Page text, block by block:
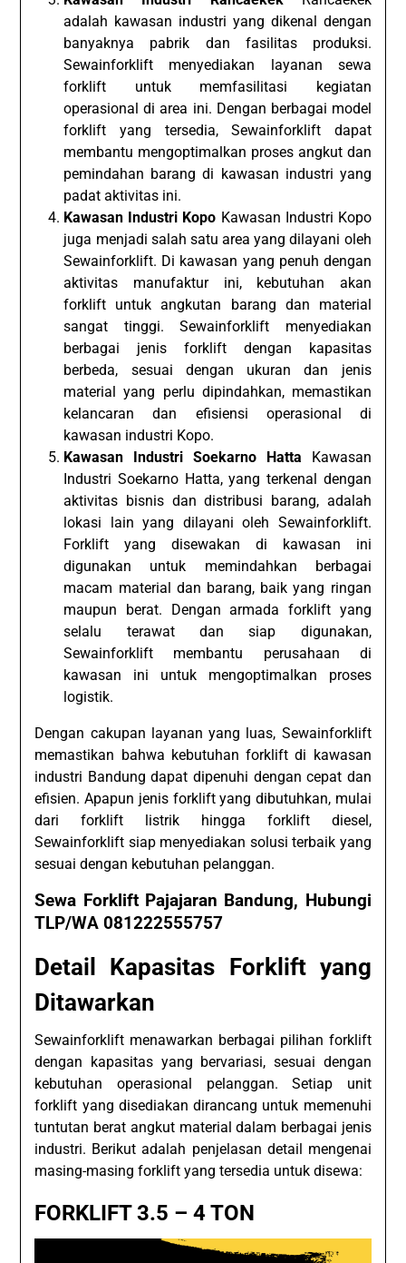
adalah kawasan industri yang dikenal dengan
banyaknya pabrik dan fasilitas produksi.
Sewainforklift menyediakan layanan sewa
forklift untuk memfasilitasi kegiatan
operasional di area ini. Dengan berbagai model
forklift yang tersedia, Sewainforklift dapat
membantu mengoptimalkan proses angkut dan
pemindahan barang di kawasan industri yang
padat aktivitas ini.
Kawasan Industri Kopo Kawasan Industri Kopo
juga menjadi salah satu area yang dilayani oleh
Sewainforklift. Di kawasan yang penuh dengan
aktivitas manufaktur ini, kebutuhan akan
forklift untuk angkutan barang dan material
sangat tinggi. Sewainforklift menyediakan
berbagai jenis forklift dengan kapasitas
berbeda, sesuai dengan ukuran dan jenis
material yang perlu dipindahkan, memastikan
kelancaran dan efisiensi operasional di
kawasan industri Kopo.
Kawasan Industri Soekarno Hatta Kawasan
Industri Soekarno Hatta, yang terkenal dengan
aktivitas bisnis dan distribusi barang, adalah
lokasi lain yang dilayani oleh Sewainforklift.
Forklift yang disewakan di kawasan ini
digunakan untuk memindahkan berbagai
macam material dan barang, baik yang ringan
maupun berat. Dengan armada forklift yang
selalu terawat dan siap digunakan,
Sewainforklift membantu perusahaan di
kawasan ini untuk mengoptimalkan proses
logistik.
Dengan cakupan layanan yang luas, Sewainforklift
memastikan bahwa kebutuhan forklift di kawasan
industri Bandung dapat dipenuhi dengan cepat dan
efisien. Apapun jenis forklift yang dibutuhkan, mulai
dari forklift listrik hingga forklift diesel,
Sewainforklift siap menyediakan solusi terbaik yang
sesuai dengan kebutuhan pelanggan.
Sewa Forklift Pajajaran Bandung, Hubungi
TLP/WA 081222555757
Detail Kapasitas Forklift yang
Ditawarkan
Sewainforklift menawarkan berbagai pilihan forklift
dengan kapasitas yang bervariasi, sesuai dengan
kebutuhan operasional pelanggan. Setiap unit
forklift yang disediakan dirancang untuk memenuhi
tuntutan berat angkut material dalam berbagai jenis
industri. Berikut adalah penjelasan detail mengenai
masing-masing forklift yang tersedia untuk disewa:
FORKLIFT 3.5 – 4 TON